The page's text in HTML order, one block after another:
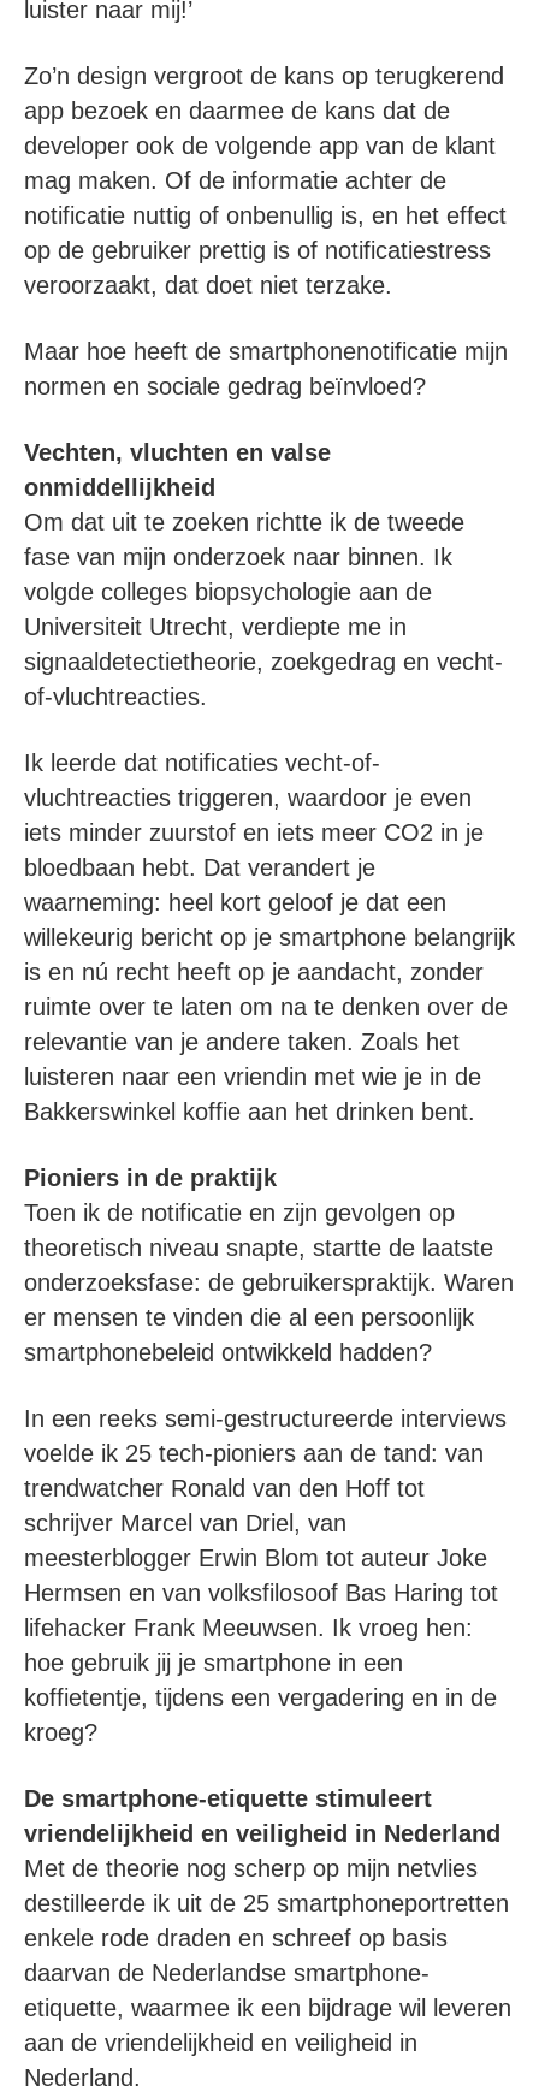
luister naar mij!’
Zo’n design vergroot de kans op terugkerend
app bezoek en daarmee de kans dat de
developer ook de volgende app van de klant
mag maken. Of de informatie achter de
notificatie nuttig of onbenullig is, en het effect
op de gebruiker prettig is of notificatiestress
veroorzaakt, dat doet niet terzake.
Maar hoe heeft de smartphonenotificatie mijn
normen en sociale gedrag beïnvloed?
Vechten, vluchten en valse
onmiddellijkheid
Om dat uit te zoeken richtte ik de tweede
fase van mijn onderzoek naar binnen. Ik
volgde colleges biopsychologie aan de
Universiteit Utrecht, verdiepte me in
signaaldetectietheorie, zoekgedrag en vecht-
of-vluchtreacties.
Ik leerde dat notificaties vecht-of-
vluchtreacties triggeren, waardoor je even
iets minder zuurstof en iets meer CO2 in je
bloedbaan hebt. Dat verandert je
waarneming: heel kort geloof je dat een
willekeurig bericht op je smartphone belangrijk
is en nú recht heeft op je aandacht, zonder
ruimte over te laten om na te denken over de
relevantie van je andere taken. Zoals het
luisteren naar een vriendin met wie je in de
Bakkerswinkel koffie aan het drinken bent.
Pioniers in de praktijk
Toen ik de notificatie en zijn gevolgen op
theoretisch niveau snapte, startte de laatste
onderzoeksfase: de gebruikerspraktijk. Waren
er mensen te vinden die al een persoonlijk
smartphonebeleid ontwikkeld hadden?
In een reeks semi-gestructureerde interviews
voelde ik 25 tech-pioniers aan de tand: van
trendwatcher Ronald van den Hoff tot
schrijver Marcel van Driel, van
meesterblogger Erwin Blom tot auteur Joke
Hermsen en van volksfilosoof Bas Haring tot
lifehacker Frank Meeuwsen. Ik vroeg hen:
hoe gebruik jij je smartphone in een
koffietentje, tijdens een vergadering en in de
kroeg?
De smartphone-etiquette stimuleert
vriendelijkheid en veiligheid in Nederland
Met de theorie nog scherp op mijn netvlies
destilleerde ik uit de 25 smartphoneportretten
enkele rode draden en schreef op basis
daarvan de Nederlandse smartphone-
etiquette, waarmee ik een bijdrage wil leveren
aan de vriendelijkheid en veiligheid in
Nederland.